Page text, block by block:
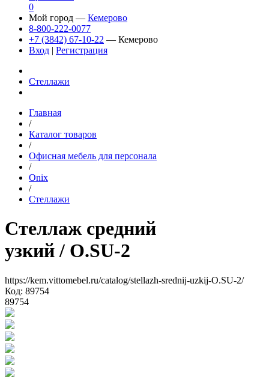
0
Мой город — Кемерово
8-800-222-0077
+7 (3842) 67-10-22 — Кемерово
Вход | Регистрация
Стеллажи
Главная
/
Каталог товаров
/
Офисная мебель для персонала
/
Onix
/
Стеллажи
Стеллаж средний
узкий / O.SU-2
https://kem.vittomebel.ru/catalog/stellazh-srednij-uzkij-O.SU-2/
Код: 89754
89754